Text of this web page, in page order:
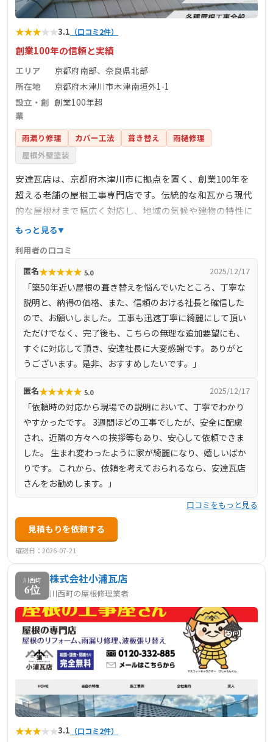
★★★★★3.1 （口コミ2件）
創業100年の信頼と実績
エリア
京都府南部、奈良県北部
所在地
京都府木津川市木津南垣外1-1
設立・創
業
創業100年超
雨漏り修理 カバー工法 葺き替え
雨樋修理
屋根外壁塗装
安達瓦店は、京都府木津川市に拠点を置く、創業100年を
超える老舗の屋根工事専門店です。伝統的な和瓦から現代
的な屋根材まで幅広く対応し、地域の気候や建物の特性に
合わせた最適な施工を提供しています。雨漏り修理、屋根
に応える技術力と経験を有しています。地元密着型のサー
ビスを心掛け、迅速かつ丁寧な対応で多くの信頼を得てい
ます。無料診断も実施しており、初めての方でも安心して
相談できます。
もっと見る
利用者の口コミ
匿名★★★★★ 5.0 2025/12/17
「築50年近い屋根の葺き替えを悩んでいたところ、丁寧な
説明と、納得の価格、また、信頼のおける社長と確信した
ので、お願いしました。 工事も迅速丁寧に綺麗にして頂い
ただけでなく、完了後も、こちらの無理な追加要望にも、
すぐに対応して頂き、安達社長に大変感謝です。ありがと
うございます。是非、おすすめしたいです。」
匿名★★★★★ 5.0 2025/12/17
「依頼時の対応から現場での説明において、丁寧でわかり
やすかったです。 3週間ほどの工事でしたが、安全に配慮
され、近隣の方々への挨拶等もあり、安心して依頼できま
した。 生まれ変わったように家が綺麗になり、嬉しいばか
りです。 これから、依頼を考えておられるなら、安達瓦店
さんをお勧めします。」
口コミをもっと見る
見積もりを依頼する
確認日：2026-07-21
川西町
6位
株式会社小浦瓦店
川西町の屋根修理業者
★★★★★3.1 （口コミ2件）